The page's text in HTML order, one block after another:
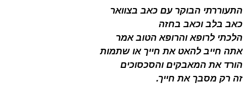
התעוררתי הבוקר עם כאב בצוואר
כאב בלב וכאב בחזה
הלכתי לרופא והרופא הטוב אמר
אתה חייב להאט את חייך או שתמות
הורד את המאבקים והסכסוכים
זה רק מסבך את חייך.